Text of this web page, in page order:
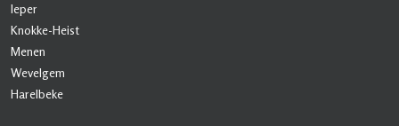
Ieper
Knokke-Heist
Menen
Wevelgem
Harelbeke